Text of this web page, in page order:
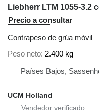
Liebherr LTM 1055-3.2
Precio a consultar
Contrapeso de grúa móvil
Peso neto 2.400 kg
Países Bajos,
UCM Holland